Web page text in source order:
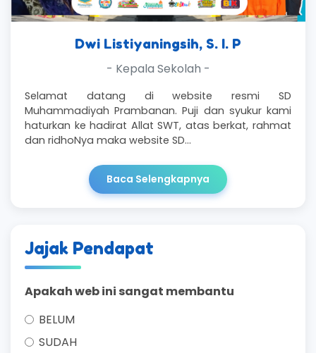
Dwi Listiyaningsih, S. I. P
- Kepala Sekolah -
Selamat datang di website resmi SD
Muhammadiyah Prambanan. Puji dan syukur kami
haturkan ke hadirat Allat SWT, atas berkat, rahmat
dan ridhoNya maka website SD…
Baca Selengkapnya
Jajak Pendapat
Apakah web ini sangat membantu
BELUM
SUDAH